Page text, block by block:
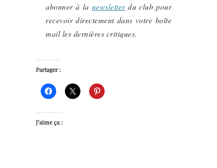
abonner à la newsletterdu club pour
recevoir directement dans votre boîte
mail les dernières critiques.
Partager :
J’aime ça :